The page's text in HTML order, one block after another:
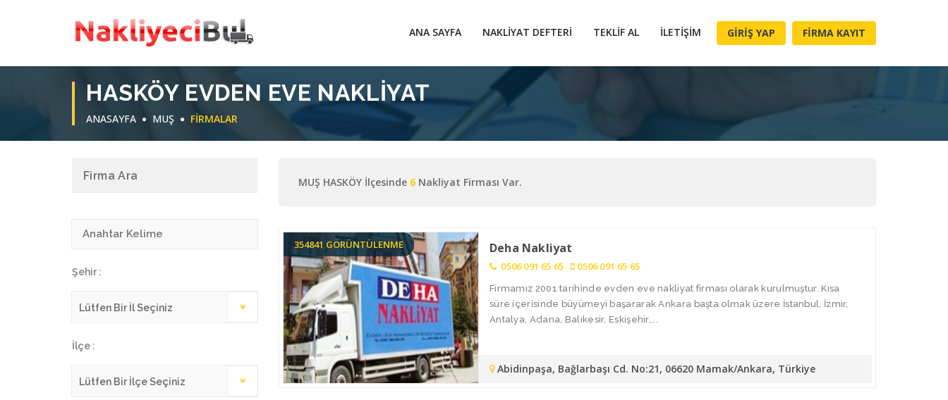
ANA SAYFA NAKLIYAT DEFTERI TEKLIF AL İLETIŞIM GIRIŞ YAP FIRMA KAYIT
HASKÖY EVDEN EVE NAKLIYAT
ANASAYFA MUŞ FIRMALAR
Firma Ara
Şehir :
İlçe :
MUŞ HASKÖY İlçesinde 6Nakliyat Firması Var.
354841 GÖRÜNTÜLENME Deha Nakliyat
0506 091 65 65 0506 091 65 65
Firmamız 2001 tarihinde evden eve nakliyat firması olarak kurulmuştur. Kısa
süre içerisinde büyümeyi başararak Ankara başta olmak üzere İstanbul, İzmir,
Antalya, Adana, Balıkesir, Eskişehir,...
Abidinpaşa, Bağlarbaşı Cd. No:21, 06620 Mamak/Ankara, Türkiye